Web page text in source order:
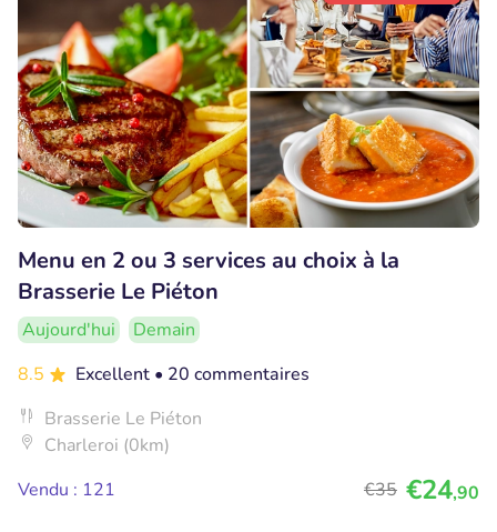
Menu en 2 ou 3 services au choix à la
Brasserie Le Piéton
Aujourd'hui
Demain
8.5
Excellent • 20 commentaires
Brasserie Le Piéton
Charleroi (0km)
Vendu : 121
€35 €24,90